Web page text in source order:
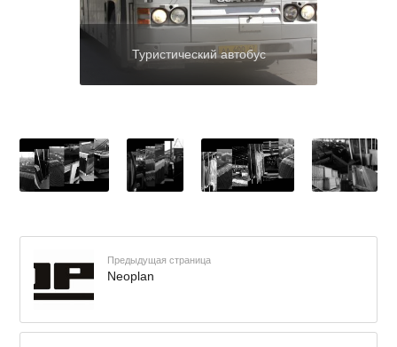
Туристический автобус
Предыдущая страница
Neoplan